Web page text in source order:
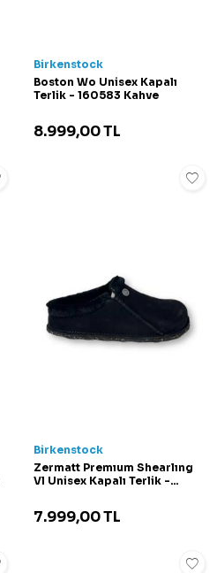
Birkenstock
Boston Wo Unisex Kapalı
Terlik - 160583 Kahve
8.999,00TL
Birkenstock
Zermatt Premıum Shearlıng
Vl Unisex Kapalı Terlik -
7.999,00TL